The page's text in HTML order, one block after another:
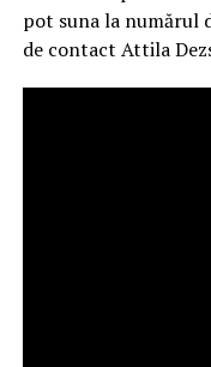
pot suna la numărul
de contact Attila